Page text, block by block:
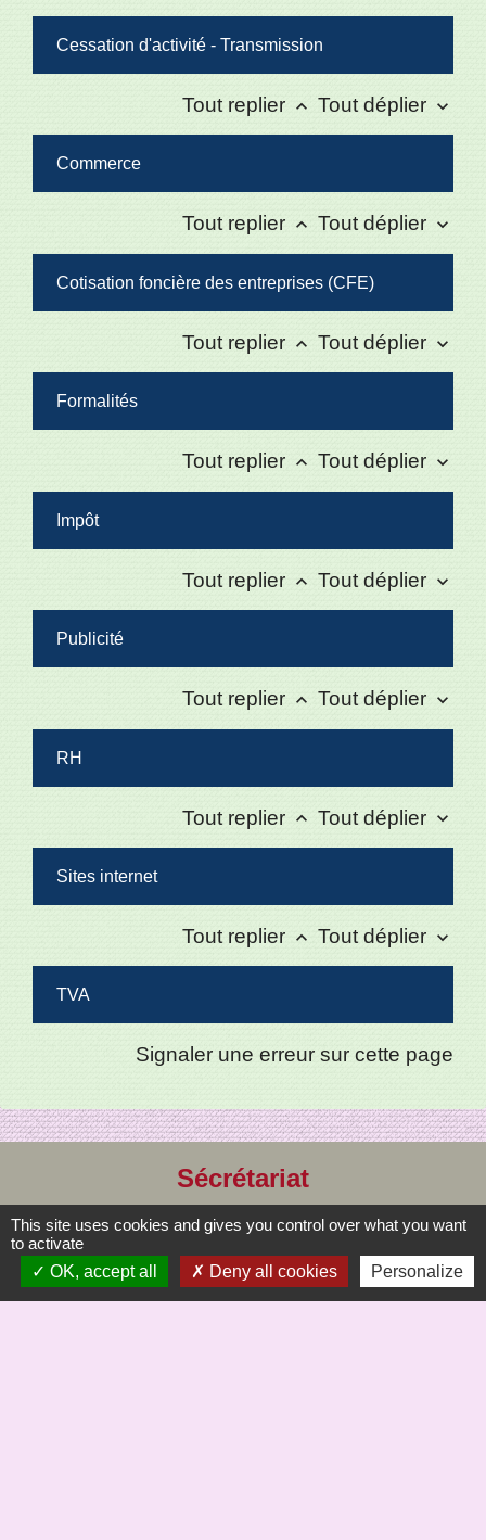
Cessation d'activité - Transmission
Tout replier keyboard_arrow_up Tout déplier keyboard_arrow_down
Commerce
Tout replier keyboard_arrow_up Tout déplier keyboard_arrow_down
Cotisation foncière des entreprises (CFE)
Tout replier keyboard_arrow_up Tout déplier keyboard_arrow_down
Formalités
Tout replier keyboard_arrow_up Tout déplier keyboard_arrow_down
Impôt
Tout replier keyboard_arrow_up Tout déplier keyboard_arrow_down
Publicité
Tout replier keyboard_arrow_up Tout déplier keyboard_arrow_down
RH
Tout replier keyboard_arrow_up Tout déplier keyboard_arrow_down
Sites internet
Tout replier keyboard_arrow_up Tout déplier keyboard_arrow_down
TVA
Signaler une erreur sur cette page
Sécrétariat
Commune de Saint-Bômer-les-Forges
8, rue de la Mairie
61700 Saint-Bômer-les-Forges - FRANCE
This site uses cookies and gives you control over what you want
to activate
OK, accept all
Deny all cookies Personalize